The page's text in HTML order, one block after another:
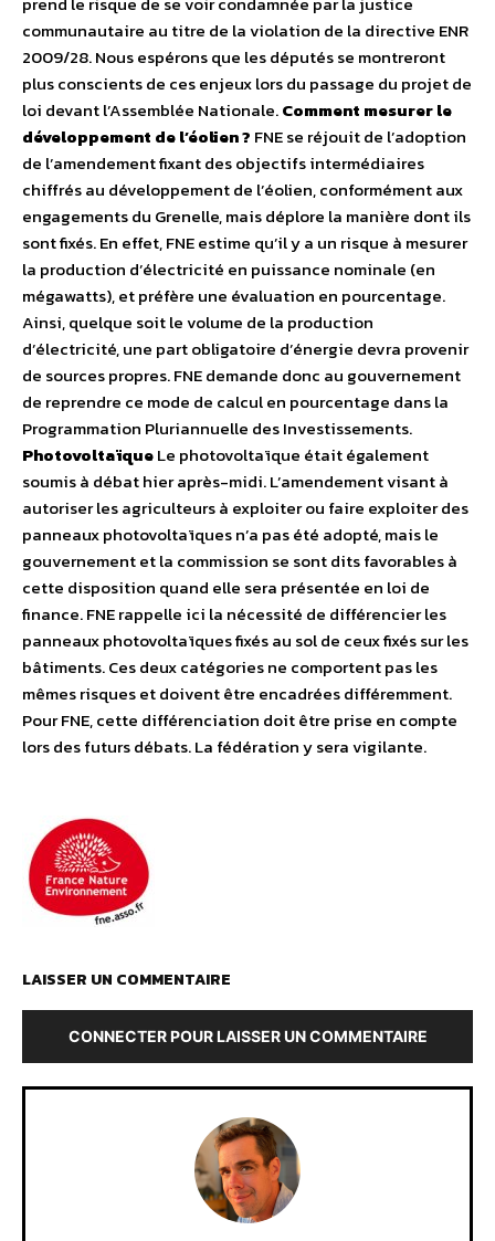
communautaire au titre de la violation de la directive ENR
2009/28. Nous espérons que les députés se montreront
plus conscients de ces enjeux lors du passage du projet de
loi devant l’Assemblée Nationale.Comment mesurer le
développement de l’éolien ? FNE se réjouit de l’adoption
de l’amendement fixant des objectifs intermédiaires
chiffrés au développement de l’éolien, conformément aux
engagements du Grenelle, mais déplore la manière dont ils
sont fixés. En effet, FNE estime qu’il y a un risque à mesurer
la production d’électricité en puissance nominale (en
mégawatts), et préfère une évaluation en pourcentage.
Ainsi, quelque soit le volume de la production
d’électricité, une part obligatoire d’énergie devra provenir
de sources propres. FNE demande donc au gouvernement
de reprendre ce mode de calcul en pourcentage dans la
Programmation Pluriannuelle des Investissements.
PhotovoltaïqueLe photovoltaïque était également
soumis à débat hier après-midi. L’amendement visant à
autoriser les agriculteurs à exploiter ou faire exploiter des
panneaux photovoltaïques n’a pas été adopté, mais le
gouvernement et la commission se sont dits favorables à
cette disposition quand elle sera présentée en loi de
finance. FNE rappelle ici la nécessité de différencier les
panneaux photovoltaïques fixés au sol de ceux fixés sur les
bâtiments. Ces deux catégories ne comportent pas les
mêmes risques et doivent être encadrées différemment.
Pour FNE, cette différenciation doit être prise en compte
lors des futurs débats. La fédération y sera vigilante.
LAISSER UN COMMENTAIRE
CONNECTER POUR LAISSER UN COMMENTAIRE